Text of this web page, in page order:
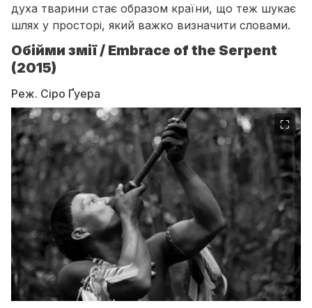
духа тварини стає образом країни, що теж шукає
шлях у просторі, який важко визначити словами.
Обійми змії / Embrace of the Serpent
(2015)
Реж. Сіро Ґуера
⛶